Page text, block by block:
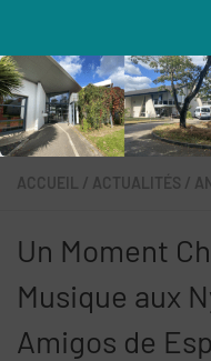
Résidences MAREVA
ACCUEIL / ACTUALITÉS /
Un Moment
Musique aux
Amigos de